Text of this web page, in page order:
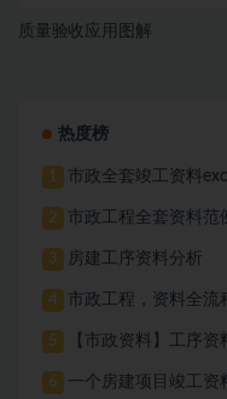
质量验收应用图解
热度榜
1 市政全套竣工资料
2 市政工程全套资料范
3 房建工序资料分析
4 市政工程，资料全流
5 【市政资料】工序资
6
一个房建项目竣工资